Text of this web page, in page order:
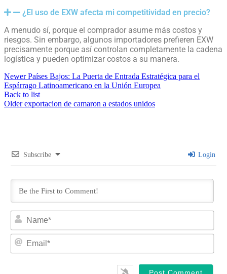
¿El uso de EXW afecta mi competitividad en precio?
A menudo sí, porque el comprador asume más costos y
riesgos. Sin embargo, algunos importadores prefieren EXW
precisamente porque así controlan completamente la cadena
logística y pueden optimizar costos a su manera.
Newer Países Bajos: La Puerta de Entrada Estratégica para el
Espárrago Latinoamericano en la Unión Europea
Back to list
Older exportacion de camaron a estados unidos
Subscribe Login